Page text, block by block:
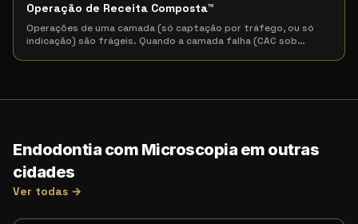
Operação de Receita Composta™
Operações de uma camada (só captação por tráfego, ou só
indicação) são frágeis. Quando a camada falha (CAC sob…
Endodontia com Microscopia em outras
cidades
Ver todas →